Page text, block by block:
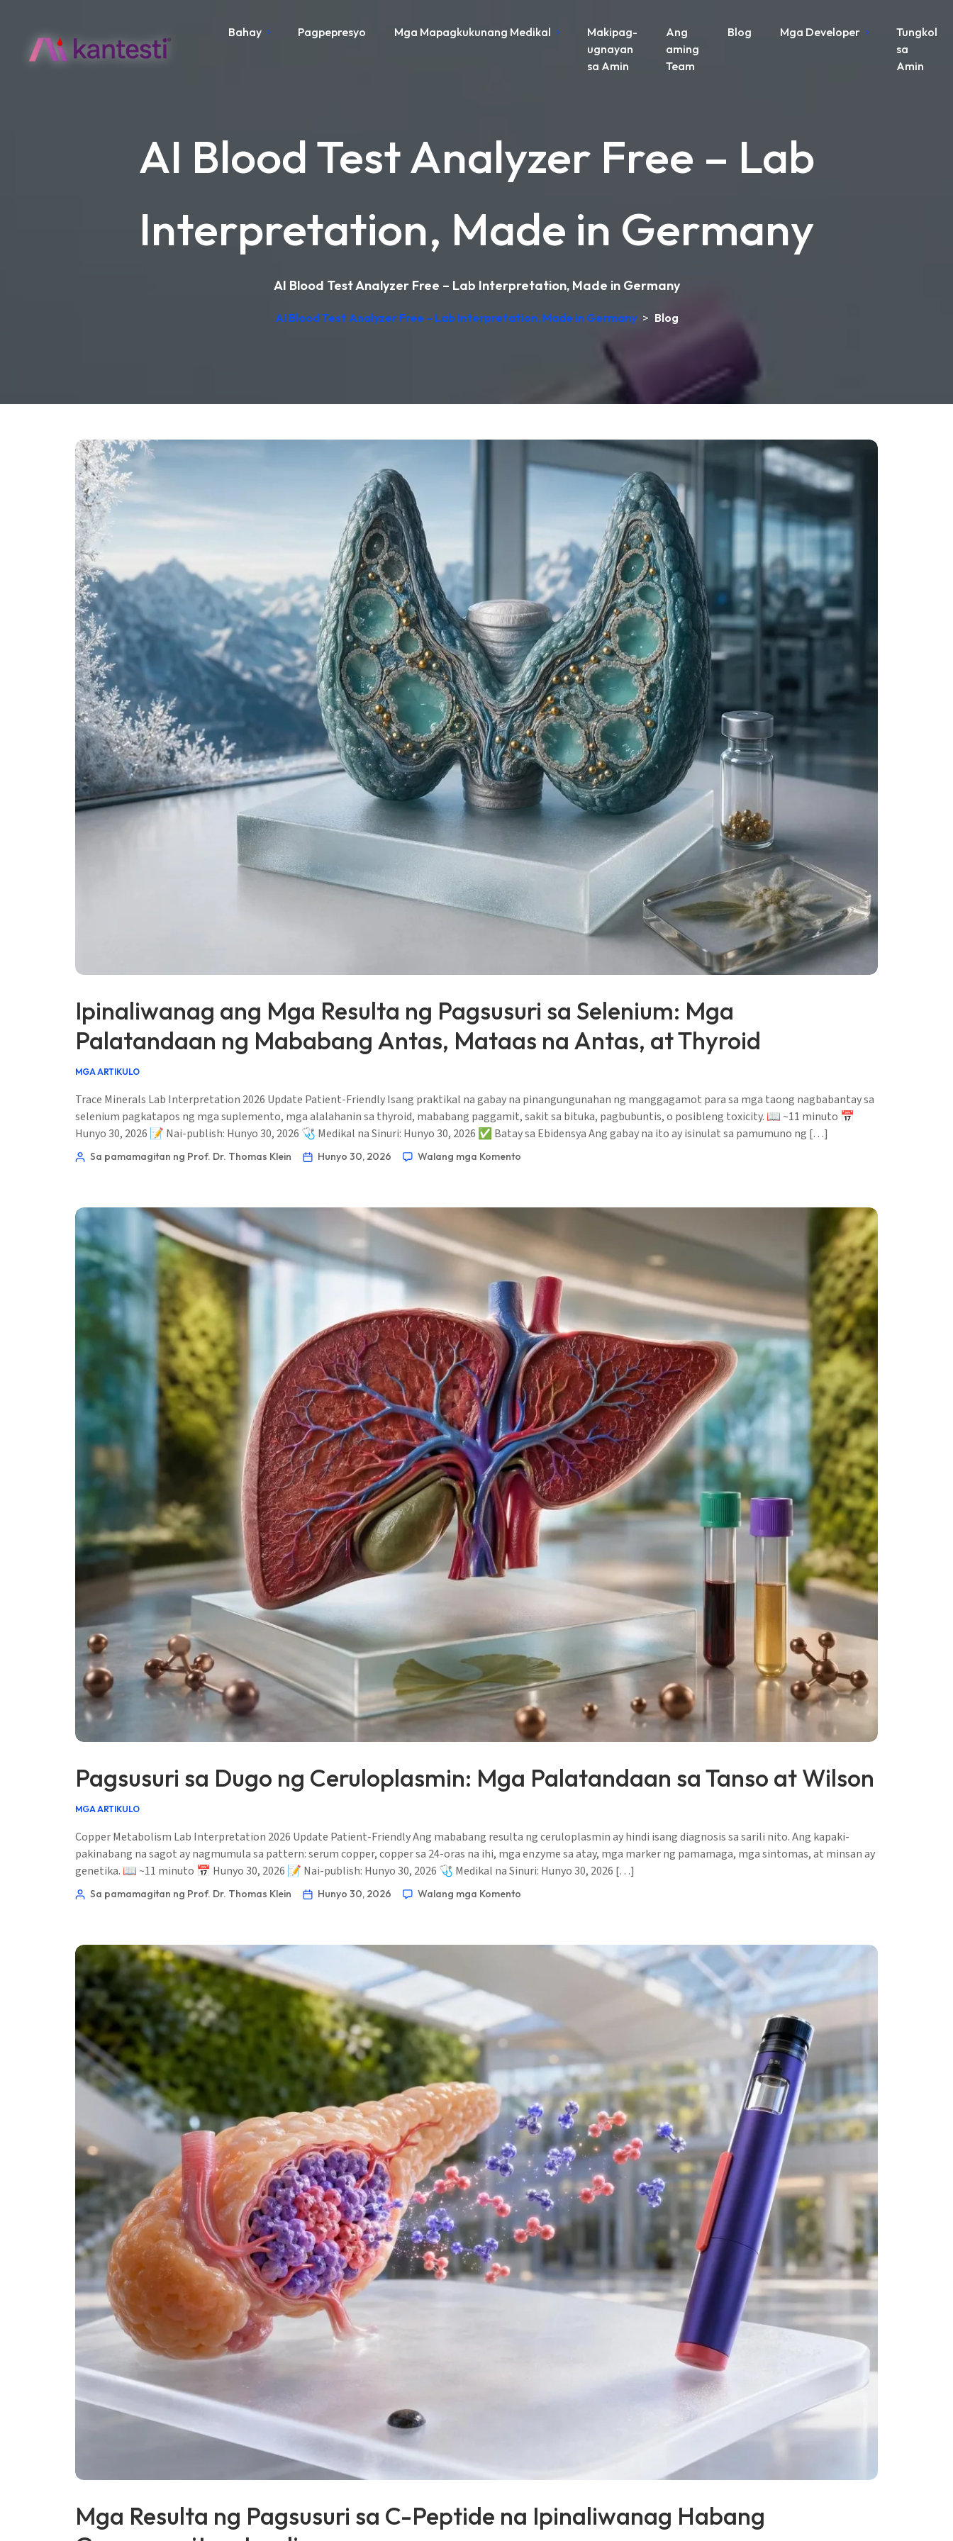
Bahay Pagpepresyo Mga Mapagkukunang Medikal
Makipag-
ugnayan
sa Amin
Ang
aming
Team
Blog Mga Developer
Tungkol
sa
Amin
AI Blood Test Analyzer Free – Lab
Interpretation, Made in Germany
AI Blood Test Analyzer Free – Lab Interpretation, Made in Germany
AI Blood Test Analyzer Free – Lab Interpretation, Made in Germany > Blog
Ipinaliwanag ang Mga Resulta ng Pagsusuri sa Selenium: Mga
Palatandaan ng Mababang Antas, Mataas na Antas, at Thyroid
MGA ARTIKULO
Trace Minerals Lab Interpretation 2026 Update Patient-Friendly Isang praktikal na gabay na pinangungunahan ng manggagamot para sa mga taong nagbabantay sa
selenium pagkatapos ng mga suplemento, mga alalahanin sa thyroid, mababang paggamit, sakit sa bituka, pagbubuntis, o posibleng toxicity. 📖 ~11 minuto 📅
Hunyo 30, 2026 📝 Nai-publish: Hunyo 30, 2026 🩺 Medikal na Sinuri: Hunyo 30, 2026 ✅ Batay sa Ebidensya Ang gabay na ito ay isinulat sa pamumuno ng […]
Sa pamamagitan ng Prof. Dr. Thomas Klein Hunyo 30, 2026 Walang mga Komento
Pagsusuri sa Dugo ng Ceruloplasmin: Mga Palatandaan sa Tanso at Wilson
MGA ARTIKULO
Copper Metabolism Lab Interpretation 2026 Update Patient-Friendly Ang mababang resulta ng ceruloplasmin ay hindi isang diagnosis sa sarili nito. Ang kapaki-
pakinabang na sagot ay nagmumula sa pattern: serum copper, copper sa 24-oras na ihi, mga enzyme sa atay, mga marker ng pamamaga, mga sintomas, at minsan ay
genetika. 📖 ~11 minuto 📅 Hunyo 30, 2026 📝 Nai-publish: Hunyo 30, 2026 🩺 Medikal na Sinuri: Hunyo 30, 2026 […]
Sa pamamagitan ng Prof. Dr. Thomas Klein Hunyo 30, 2026 Walang mga Komento
Mga Resulta ng Pagsusuri sa C-Peptide na Ipinaliwanag Habang
Čeština
Русский
한국어
Slovenščina
Shqip
বাংলা
اردو
मराठी
తెలుగు
தமிழ்
ગુજરાતી
മലയാളം
Bahasa Melayu
Tiếng Việt
ไทย
ဗမာစာ
ភាសាខ្មែរ
Kiswahili
አማርኛ
Українська
Қазақ тілі
Suomi
پښتو
Galego
Latviešu valoda
Македонски јазик
Gàidhlig
Occitan
العربية المغربية
Basa Jawa
Cebuano
Кыргызча
Татар теле
Беларуская мова
Esperanto
Frysk
Ślōnskŏ gŏdka
Norsk bokmål